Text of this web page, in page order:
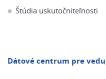
Štúdia uskutočniteľnosti
Dátové centrum pre